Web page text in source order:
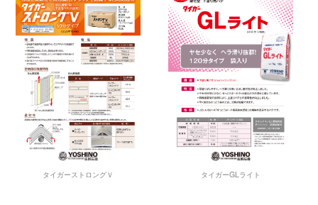
タイガーストロングＶ タイガーGLライト